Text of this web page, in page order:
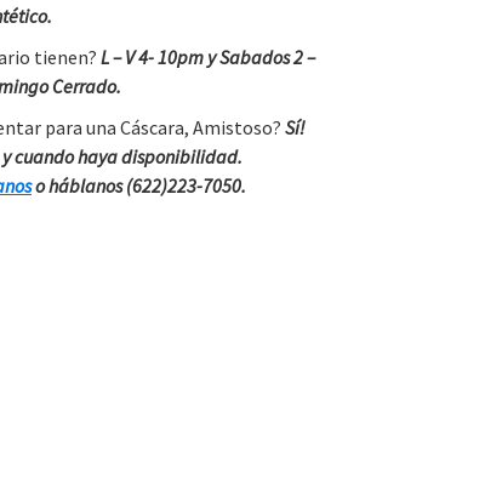
tienen? L – V 4- 10pm y Sabados 2 –
Cerrado.
para una Cáscara, Amistoso?Sí!
cuando haya disponibilidad.
o háblanos (622)223-7050.